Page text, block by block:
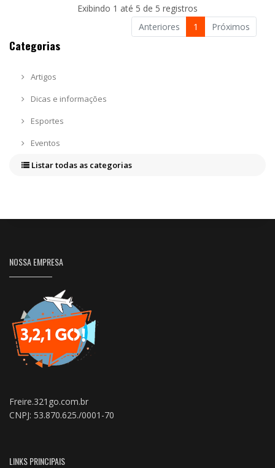
Exibindo 1 até 5 de 5 registros
Anteriores
1 Próximos
Categorias
Artigos
Dicas e informações
Esportes
Eventos
Listar todas as categorias
NOSSA EMPRESA
Freire.321go.com.br
CNPJ: 53.870.625./0001-70
LINKS PRINCIPAIS